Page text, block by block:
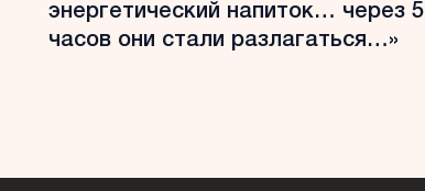
энергетический напиток… через 5
часов они стали разлагаться…»